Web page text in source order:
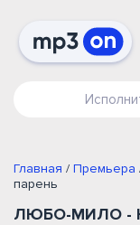
Главная / Премьера
парень
ЛЮБО-МИЛО -